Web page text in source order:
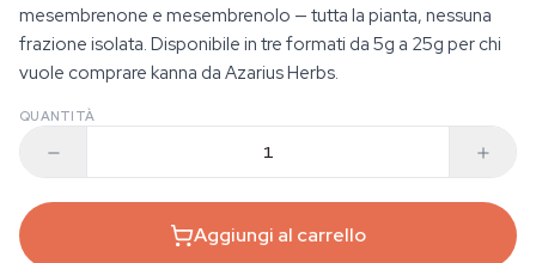
mesembrenone e mesembrenolo — tutta la pianta, nessuna
frazione isolata. Disponibile in tre formati da 5g a 25g per chi
vuole comprare kanna da Azarius Herbs.
QUANTITÀ
Aggiungi al carrello